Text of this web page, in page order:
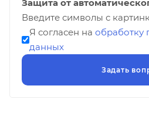
Защита от
Введите символы с
Я согласен на обработку
данных